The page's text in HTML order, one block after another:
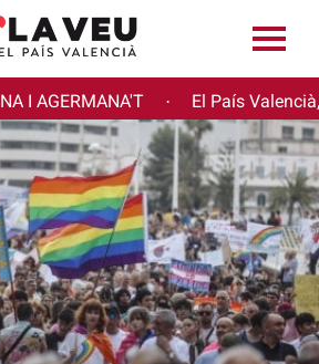
I AGERMANA'T · El País